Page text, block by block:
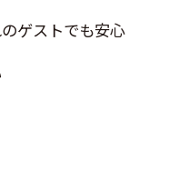
ゲストでも安心